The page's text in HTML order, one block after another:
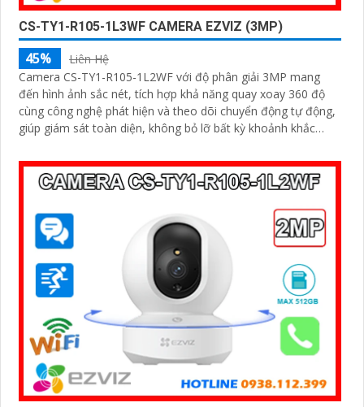
CS-TY1-R105-1L3WF CAMERA EZVIZ (3MP)
45%
Liên Hệ
Camera CS-TY1-R105-1L2WF với độ phân giải 3MP mang
đến hình ảnh sắc nét, tích hợp khả năng quay xoay 360 độ
cùng công nghệ phát hiện và theo dõi chuyển động tự động,
giúp giám sát toàn diện, không bỏ lỡ bất kỳ khoảnh khắc
ngoại lên đến 10m và khe cắm thẻ nhớ dung lượng 512GB,
đây chính là camera tối ưu với mức giá vô cùng hấp dẫn